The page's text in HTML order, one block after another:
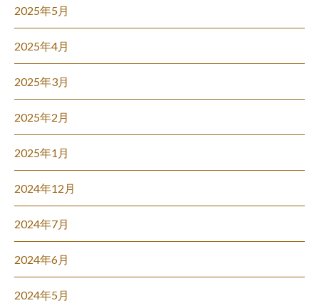
2025年5月
2025年4月
2025年3月
2025年2月
2025年1月
2024年12月
2024年7月
2024年6月
2024年5月